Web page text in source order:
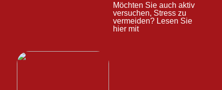
Möchten Sie auch aktiv
versuchen, Stress zu
vermeiden? Lesen Sie
hier mit